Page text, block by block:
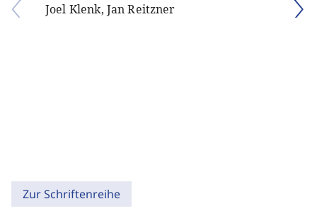
Joel Klenk, Jan Reitzner
Zur Schriftenreihe